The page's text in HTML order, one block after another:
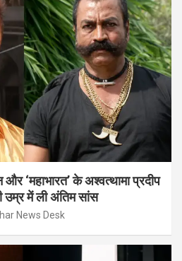
‘महाभारत’ के अश्वत्थामा प्रदीप
उम्र में ली अंतिम सांस
News Desk